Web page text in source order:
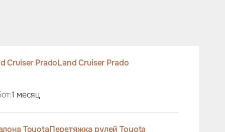
Cruiser PradoLand Cruiser Prado
1 месяц
ToyotaПеретяжка рулей Toyota